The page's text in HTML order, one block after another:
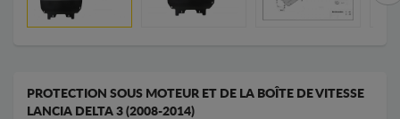
PROTECTION SOUS MOTEUR ET DE LA BOÎTE DE VITESSE
LANCIA DELTA 3 (2008-2014)